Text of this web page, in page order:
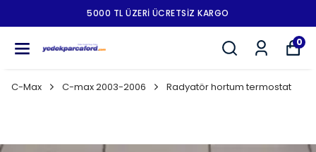
5000 TL ÜZERI ÜCRETSIZ KARGO
0
C-Max C-max 2003-2006 Radyatör hortum termostat